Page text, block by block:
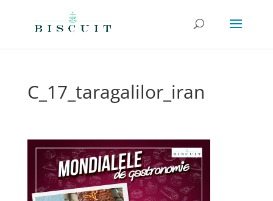
C_17_taragalilor_iran